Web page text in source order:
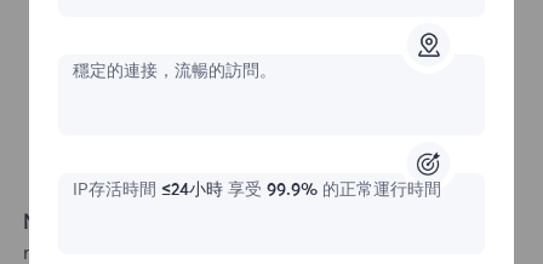
Note:
means no traffic limit. Entering a number like 2G limits
穩定的連接，流暢的訪問。
IP存活時間 ≤24小時享受 99.9%的正常運行時間